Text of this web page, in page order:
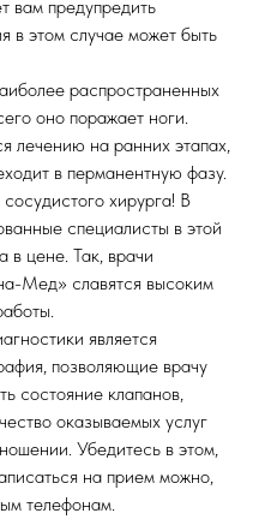
вам предупредить
в этом случае может быть
распространенных
оно поражает ноги.
лечению на ранних этапах,
в перманентную фазу.
хирурга! В
специалисты в этой
в цене. Так, врачи
Мед» славятся высоким
является
позволяющие врачу
состояние клапанов,
оказываемых услуг
Убедитесь в этом,
на прием можно,
телефонам.